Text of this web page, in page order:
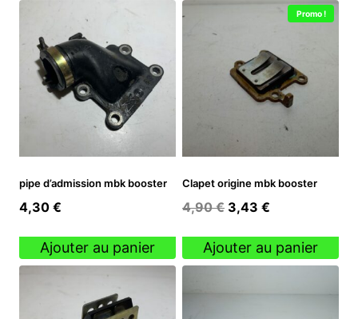
pipe d’admission mbk booster
4,30 €
Ajouter au panier
Promo !
Clapet origine mbk booster
4,90€ Le
initial
était :
3,43 €
actuel
est :
Ajouter au panier